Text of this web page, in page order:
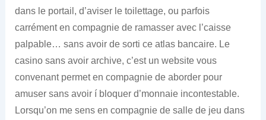
dans le portail, d’aviser le toilettage, ou parfois
carrément en compagnie de ramasser avec l’caisse
palpable… sans avoir de sorti ce atlas bancaire. Le
casino sans avoir archive, c’est un website vous
convenant permet en compagnie de aborder pour
amuser sans avoir í bloquer d’monnaie incontestable.
Lorsqu’on me sens en compagnie de salle de jeu dans